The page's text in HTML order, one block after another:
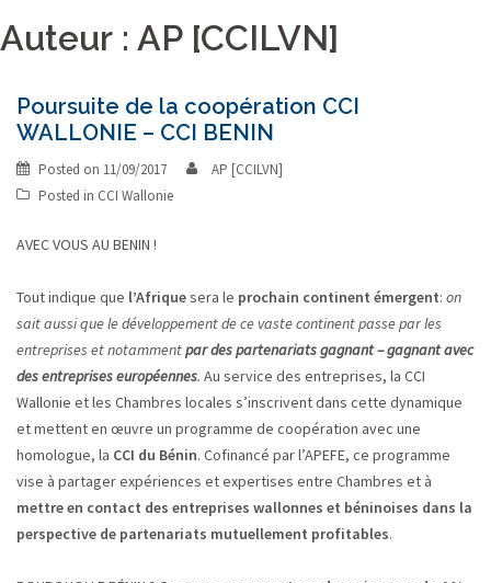
Auteur : AP [CCILVN]
Poursuite de la coopération CCI
WALLONIE – CCI BENIN
Posted on 11/09/2017
AP [CCILVN]
Posted in CCI Wallonie
AVEC VOUS AU BENIN !
Tout indique que l’Afriquesera le prochain continent émergent: on
sait aussi que le développement de ce vaste continent passe par les
entreprises et notammentpar des partenariats gagnant – gagnant avec
des entreprises européennes. Au service des entreprises, la CCI
Wallonie et les Chambres locales s’inscrivent dans cette dynamique
et mettent en œuvre un programme de coopération avec une
homologue, la CCI du Bénin. Cofinancé par l’APEFE, ce programme
vise à partager expériences et expertises entre Chambres et à
mettre en contact des entreprises wallonnes et béninoises dans la
perspective de partenariats mutuellement profitables.